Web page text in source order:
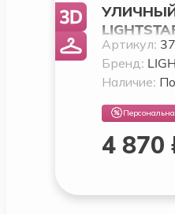
Артикул:
Бренд:
Наличие:
4 870